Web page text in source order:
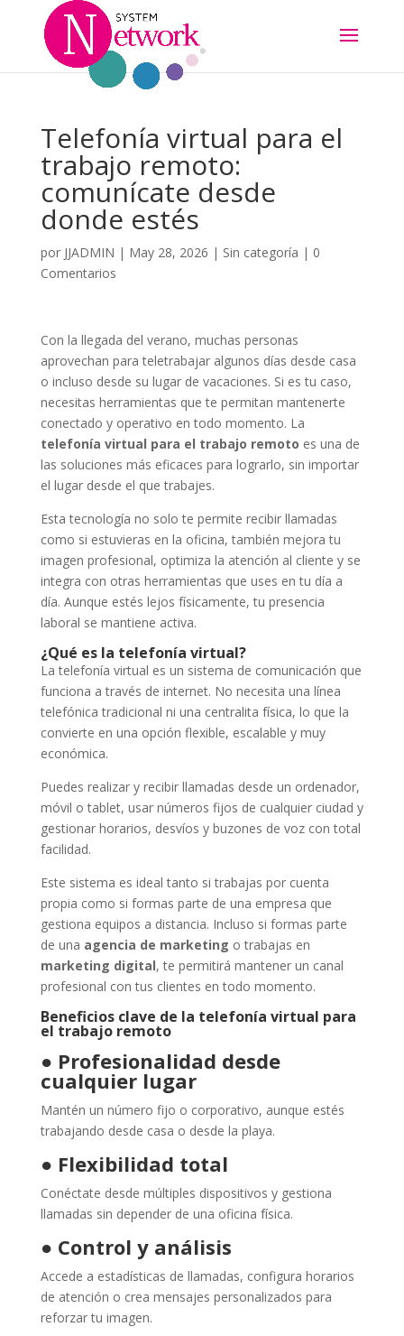
Telefonía virtual para el
trabajo remoto:
comunícate desde
donde estés
por JJADMIN | May 28, 2026 | Sin categoría | 0
Comentarios
Con la llegada del verano, muchas personas
aprovechan para teletrabajar algunos días desde casa
o incluso desde su lugar de vacaciones. Si es tu caso,
necesitas herramientas que te permitan mantenerte
conectado y operativo en todo momento. La
telefonía virtual para el trabajo remoto es una de
las soluciones más eficaces para lograrlo, sin importar
el lugar desde el que trabajes.
Esta tecnología no solo te permite recibir llamadas
como si estuvieras en la oficina, también mejora tu
imagen profesional, optimiza la atención al cliente y se
integra con otras herramientas que uses en tu día a
día. Aunque estés lejos físicamente, tu presencia
laboral se mantiene activa.
¿Qué es la telefonía virtual?
La telefonía virtual es un sistema de comunicación que
funciona a través de internet. No necesita una línea
telefónica tradicional ni una centralita física, lo que la
convierte en una opción flexible, escalable y muy
económica.
Puedes realizar y recibir llamadas desde un ordenador,
móvil o tablet, usar números fijos de cualquier ciudad y
gestionar horarios, desvíos y buzones de voz con total
facilidad.
Este sistema es ideal tanto si trabajas por cuenta
propia como si formas parte de una empresa que
gestiona equipos a distancia. Incluso si formas parte
de una agencia de marketing o trabajas en
marketing digital, te permitirá mantener un canal
profesional con tus clientes en todo momento.
Beneficios clave de la telefonía virtual para
el trabajo remoto
● Profesionalidad desde
cualquier lugar
Mantén un número fijo o corporativo, aunque estés
trabajando desde casa o desde la playa.
● Flexibilidad total
Conéctate desde múltiples dispositivos y gestiona
llamadas sin depender de una oficina física.
● Control y análisis
Accede a estadísticas de llamadas, configura horarios
de atención o crea mensajes personalizados para
reforzar tu imagen.